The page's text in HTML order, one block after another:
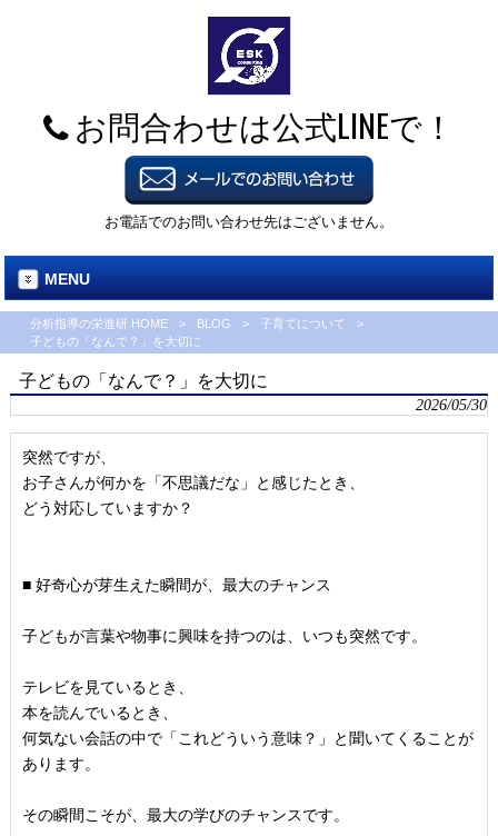
お問合わせは公式LINEで！
お電話でのお問い合わせ先はございません。
MENU
分析指導の栄進研 HOME > BLOG > 子育てについて
>
子どもの「なんで？」を大切に
子どもの「なんで？」を大切に
2026/05/30
突然ですが、
お子さんが何かを「不思議だな」と感じたとき、
どう対応していますか？
■ 好奇心が芽生えた瞬間が、最大のチャンス
子どもが言葉や物事に興味を持つのは、いつも突然です。
テレビを見ているとき、
本を読んでいるとき、
何気ない会話の中で「これどういう意味？」
と聞いてくることが
あります。
その瞬間こそが、最大の学びのチャンスです。